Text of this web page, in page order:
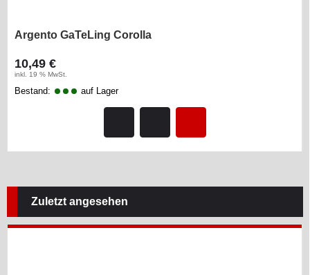
Argento GaTeLing Corolla
10,49 €
inkl. 19 % MwSt.
Bestand: auf Lager
Zuletzt angesehen